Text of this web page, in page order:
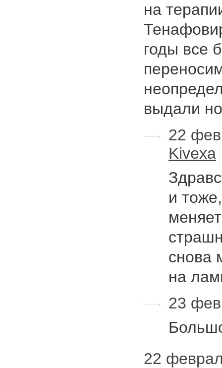
на
годы все
выдали
22
Kivexa
и
снова
на
23
22